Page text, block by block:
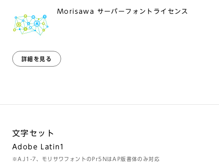
Morisawa サーバーフォントライセンス
詳細を見る
文字セット
Adobe Latin1
※AJ1-7、モリサワフォントのPr5NはAP版書体のみ対応